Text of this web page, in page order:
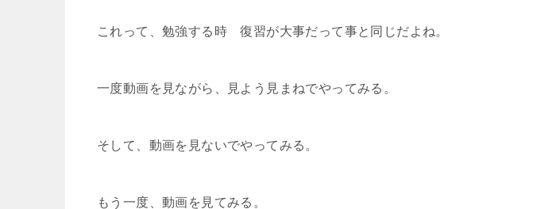
これって、勉強する時 復習が大事だって事と同じだよね。
一度動画を見ながら、見よう見まねでやってみる。
そして、動画を見ないでやってみる。
もう一度、動画を見てみる。